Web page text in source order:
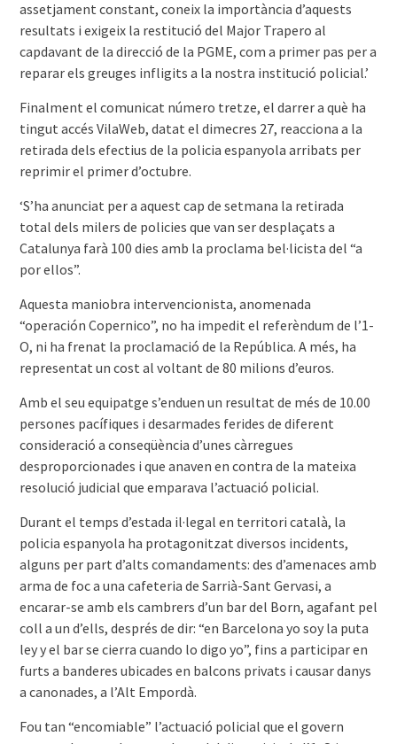
assetjament constant, coneix la importància d’aquests
resultats i exigeix la restitució del Major Trapero al
capdavant de la direcció de la PGME, com a primer pas per a
reparar els greuges infligits a la nostra institució policial.’
Finalment el comunicat número tretze, el darrer a què ha
tingut accés VilaWeb, datat el dimecres 27, reacciona a la
retirada dels efectius de la policia espanyola arribats per
reprimir el primer d’octubre.
‘S’ha anunciat per a aquest cap de setmana la retirada
total dels milers de policies que van ser desplaçats a
Catalunya farà 100 dies amb la proclama bel·licista del “a
por ellos”.
Aquesta maniobra intervencionista, anomenada
“operación Copernico”, no ha impedit el referèndum de l’1-
O, ni ha frenat la proclamació de la República. A més, ha
representat un cost al voltant de 80 milions d’euros.
Amb el seu equipatge s’enduen un resultat de més de 10.00
persones pacífiques i desarmades ferides de diferent
consideració a conseqüència d’unes càrregues
desproporcionades i que anaven en contra de la mateixa
resolució judicial que emparava l’actuació policial.
Durant el temps d’estada il·legal en territori català, la
policia espanyola ha protagonitzat diversos incidents,
alguns per part d’alts comandaments: des d’amenaces amb
arma de foc a una cafeteria de Sarrià-Sant Gervasi, a
encarar-se amb els cambrers d’un bar del Born, agafant pel
coll a un d’ells, després de dir: “en Barcelona yo soy la puta
ley y el bar se cierra cuando lo digo yo”, fins a participar en
furts a banderes ubicades en balcons privats i causar danys
a canonades, a l’Alt Empordà.
Fou tan “encomiable” l’actuació policial que el govern